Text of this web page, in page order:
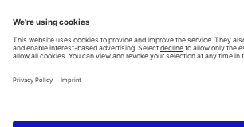
Facebook
Pinterest
Blog
Flickr